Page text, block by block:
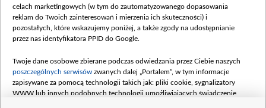
O nas
Kontakt
Informacje o nadawcy
Serwisy partnerskie
belsat.eu
slava.tv
celach marketingowych (w tym do zautomatyzowanego dopasowania
reklam do Twoich zainteresowań i mierzenia ich skuteczności) i
pozostałych, które wskazujemy poniżej, a także zgody na udostępnianie
przez nas identyfikatora PPID do Google.
Twoje dane osobowe zbierane podczas odwiedzania przez Ciebie naszych
poszczególnych serwisów zwanych dalej „Portalem”, w tym informacje
zapisywane za pomocą technologii takich jak: pliki cookie, sygnalizatory
WWW lub innych podobnych technologii umożliwiających świadczenie